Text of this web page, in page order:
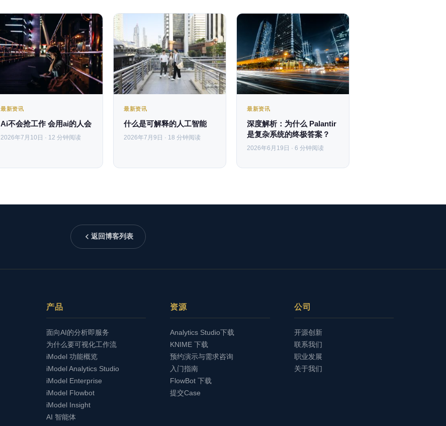
最新资讯
Ai不会抢工作 会用ai的人会
2026年7月10日 · 12 分钟阅读
最新资讯
什么是可解释的人工智能
2026年7月9日 · 18 分钟阅读
最新资讯
深度解析：为什么 Palantir
是复杂系统的终极答案？
2026年6月19日 · 6 分钟阅读
返回博客列表
产品
面向AI的分析即服务
为什么要可视化工作流
iModel 功能概览
iModel Analytics Studio
iModel Enterprise
iModel Flowbot
iModel Insight
AI 智能体
资源
Analytics Studio下载
KNIME 下载
预约演示与需求咨询
入门指南
FlowBot 下载
提交Case
公司
开源创新
联系我们
职业发展
关于我们